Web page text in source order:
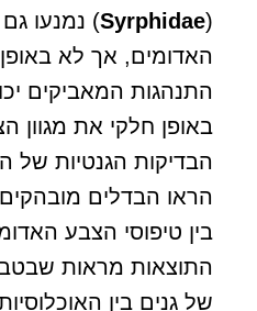
(
Syrphidae
) נמנעו
האדומים, אך לא
התנהגות המאביקים
באופן חלקי את מגוון
הראו הבדלים מובהקים
בין טיפוסי הצבע
התוצאות מראות
של גנים בין